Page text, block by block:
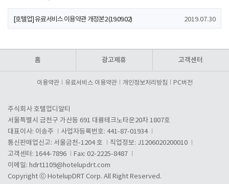
[호텔업] 유료서비스 이용약관 개정본2 (19.09.02) 2019.07.30
홈 광고제휴 고객센터
이용약관 유료서비스 이용약관 개인정보처리방침 PC버전
주식회사 호텔업디알티
서울특별시 금천구 가산동 691 대륭테크노타운20차 1807호
대표이사: 이송주
사업자등록번호: 441-87-01934
통신판매업신고: 서울금천-1204 호
직업정보: J1206020200010
고객센터: 1644-7896
Fax: 02-2225-8487
이메일: hdrt1109@hotelupdrt.com
Copyright ⓒ HotelupDRT Corp. All Right Reserved.